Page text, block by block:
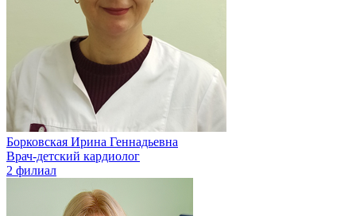
Борковская Ирина Геннадьевна
Врач-детский кардиолог
2 филиал